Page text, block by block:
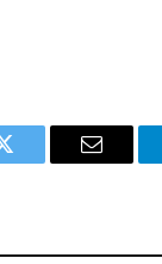
Twitter Email